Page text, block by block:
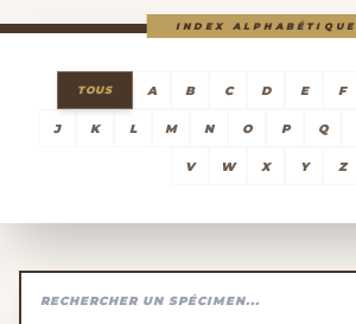
INDEX ALPHABÉTIQUE
TOUS A B C D E F
J K L M N O P Q
V W X Y Z